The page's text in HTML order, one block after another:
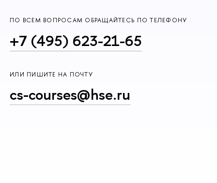
ПО ВСЕМ ВОПРОСАМ ОБРАЩАЙТЕСЬ ПО ТЕЛЕФОНУ
+7 (495) 623-21-65
ИЛИ ПИШИТЕ НА ПОЧТУ
cs-courses@hse.ru